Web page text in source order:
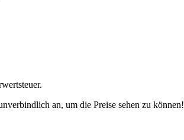
an, um die Preise sehen zu können!